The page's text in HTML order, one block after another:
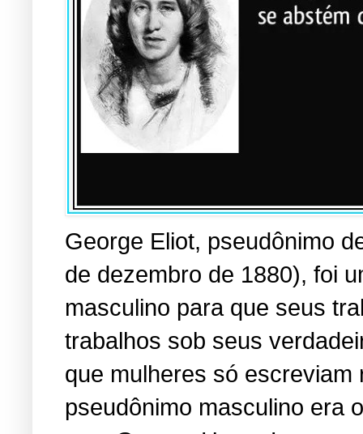
George Eliot, pseudônimo
de dezembro de 1880), foi
masculino para que seus
trabalhos sob seus
que mulheres só
pseudônimo masculino era